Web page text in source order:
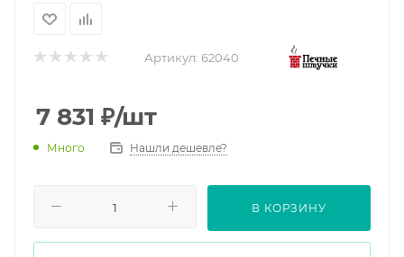
Артикул: 62040
7 831 ₽/шт
Много Нашли дешевле?
В КОРЗИНУ